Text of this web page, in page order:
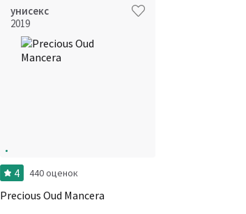
унисекс
2019
4 440 оценок
Precious Oud Mancera